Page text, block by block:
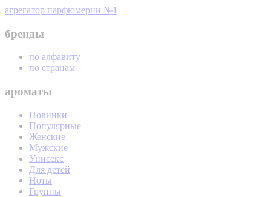
агрегатор парфюмерии №1
бренды
по алфавиту
по странам
ароматы
Новинки
Популярные
Женские
Мужские
Унисекс
Для детей
Ноты
Группы